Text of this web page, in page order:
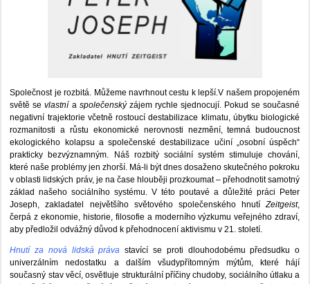
Společnost je rozbitá. Můžeme navrhnout cestu k lepší.V našem propojeném
světě sevlastní a společenskýzájem rychle sjednocují. Pokud se současné
negativní trajektorie včetně rostoucí destabilizace klimatu, úbytku biologické
rozmanitosti a růstu ekonomické nerovnosti nezmění, temná budoucnost
ekologického kolapsu a společenské destabilizace učiní „osobní úspěch“
prakticky bezvýznamným. Náš rozbitý sociální systém stimuluje chování,
které naše problémy jen zhorší. Má-li být dnes dosaženo skutečného pokroku
v oblasti lidských práv, je na čase hlouběji prozkoumat – přehodnotit samotný
základ našeho sociálního systému. V této poutavé a důležité práci Peter
Joseph, zakladatel největšího světového společenského hnutíZeitgeist,
čerpá z ekonomie, historie, filosofie a moderního výzkumu veřejného zdraví,
aby předložil odvážný důvod k přehodnocení aktivismu v 21. století.
Hnutí za nová lidská práva stavící se proti dlouhodobému předsudku o
univerzálním nedostatku a dalším všudypřítomným mýtům, které hájí
současný stav věcí, osvětluje strukturální příčiny chudoby, sociálního útlaku a